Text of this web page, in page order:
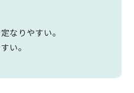
なりやすい。
い。